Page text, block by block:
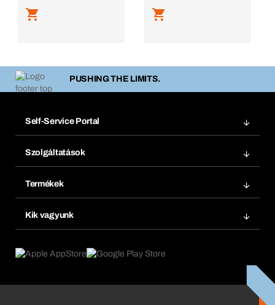
PUSHING THE LIMITS.
Self-Service Portal
Könyvjelzők
Újrarendelés
Termék előfizetések
Szolgáltatások
Vegyi biztonságmenedzsment
eProcurement
Termékajánló
Termékek
Kik vagyunk
Mi hajt minket